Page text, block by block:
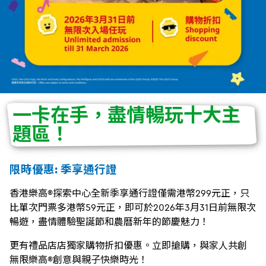
一卡在手，盡情暢玩十大主
題區！
限時優惠: 季享通行證
香港樂高®探索中心全新季享通行證僅需港幣299元正，只
比單次門票多港幣59元正，即可於2026年3月31日前無限次
暢遊，盡情體驗聖誕節和農曆新年的節慶魅力！
更有禮品店店獨家購物折扣優惠。立即搶購，與家人共創
無限樂高®創意與親子快樂時光！